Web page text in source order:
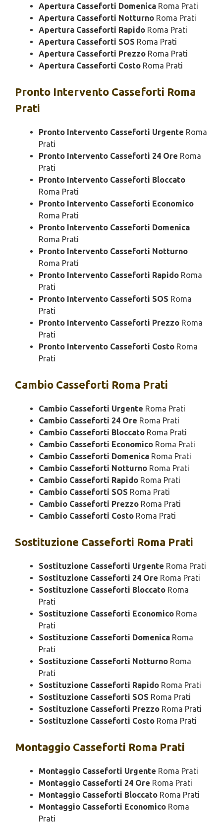
Apertura Casseforti Domenica Roma Prati
Apertura Casseforti Notturno Roma Prati
Apertura Casseforti Rapido Roma Prati
Apertura Casseforti SOS Roma Prati
Apertura Casseforti Prezzo Roma Prati
Apertura Casseforti Costo Roma Prati
Pronto Intervento Casseforti Roma
Prati
Pronto Intervento Casseforti Urgente Roma
Prati
Pronto Intervento Casseforti 24 Ore Roma
Prati
Pronto Intervento Casseforti Bloccato
Roma Prati
Pronto Intervento Casseforti Economico
Roma Prati
Pronto Intervento Casseforti Domenica
Roma Prati
Pronto Intervento Casseforti Notturno
Roma Prati
Pronto Intervento Casseforti Rapido Roma
Prati
Pronto Intervento Casseforti SOS Roma
Prati
Pronto Intervento Casseforti Prezzo Roma
Prati
Pronto Intervento Casseforti Costo Roma
Prati
Cambio Casseforti Roma Prati
Cambio Casseforti Urgente Roma Prati
Cambio Casseforti 24 Ore Roma Prati
Cambio Casseforti Bloccato Roma Prati
Cambio Casseforti Economico Roma Prati
Cambio Casseforti Domenica Roma Prati
Cambio Casseforti Notturno Roma Prati
Cambio Casseforti Rapido Roma Prati
Cambio Casseforti SOS Roma Prati
Cambio Casseforti Prezzo Roma Prati
Cambio Casseforti Costo Roma Prati
Sostituzione Casseforti Roma Prati
Sostituzione Casseforti Urgente Roma Prati
Sostituzione Casseforti 24 Ore Roma Prati
Sostituzione Casseforti Bloccato Roma
Prati
Sostituzione Casseforti Economico Roma
Prati
Sostituzione Casseforti Domenica Roma
Prati
Sostituzione Casseforti Notturno Roma
Prati
Sostituzione Casseforti Rapido Roma Prati
Sostituzione Casseforti SOS Roma Prati
Sostituzione Casseforti Prezzo Roma Prati
Sostituzione Casseforti Costo Roma Prati
Montaggio Casseforti Roma Prati
Montaggio Casseforti Urgente Roma Prati
Montaggio Casseforti 24 Ore Roma Prati
Montaggio Casseforti Bloccato Roma Prati
Montaggio Casseforti Economico Roma
Prati